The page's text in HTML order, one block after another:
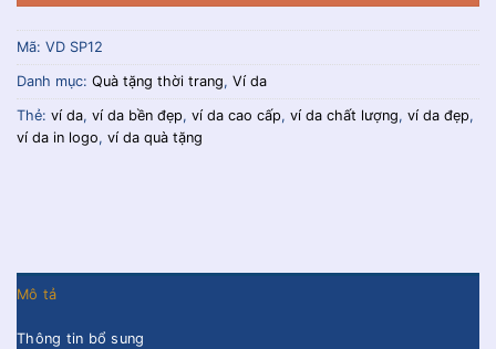
Mã: VD SP12
Danh mục: Quà tặng thời trang, Ví da
Thẻ: ví da, ví da bền đẹp, ví da cao cấp, ví da chất lượng, ví da đẹp,
ví da in logo, ví da quà tặng
Mô tả
Thông tin bổ sung